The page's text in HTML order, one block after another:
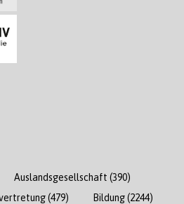
Auslandsgesellschaft (390)
(479) Bildung(2244)